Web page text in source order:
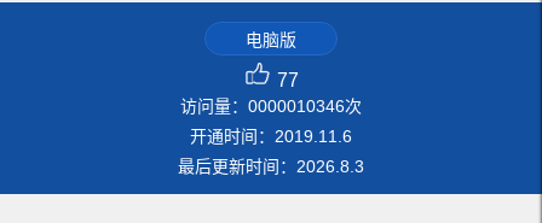
电脑版
77
访问量： 0000010346次
开通时间： 2019 11 6
最后更新时间： 2026 8 3